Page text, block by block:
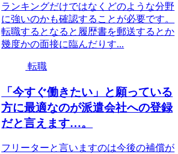
ランキングだけではなくどのような分野
に強いのかも確認することが必要です。
転職するとなると履歴書を郵送するとか
幾度かの面接に臨んだりす...
転職
「今すぐ働きたい」と願っている
方に最適なのが派遣会社への登録
だと言えます…。
フリーターと言いますのは今後の補償が